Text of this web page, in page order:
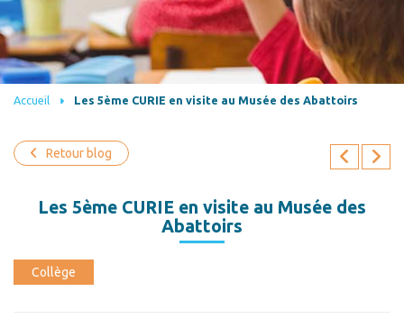
Accueil Les 5ème CURIE en visite au Musée des Abattoirs
Retour blog
Les 5ème CURIE en visite au Musée des
Abattoirs
Collège